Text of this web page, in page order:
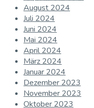
August 2024
Juli 2024
Juni 2024
Mai 2024
April 2024
März 2024
Januar 2024
Dezember 2023
November 2023
Oktober 2023